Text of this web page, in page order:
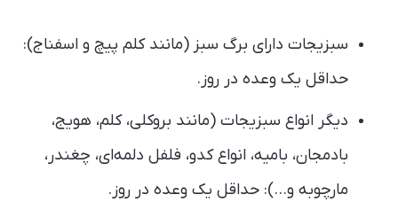
سبزیجات دارای برگ سبز (مانند کلم پیچ و اسفناج):
حداقل یک وعده در روز.
دیگر انواع سبزیجات (مانند بروکلی، کلم، هویج،
بادمجان، بامیه، انواع کدو، فلفل دلمه‌ای، چغندر،
مارچوبه و…): حداقل یک وعده در روز.